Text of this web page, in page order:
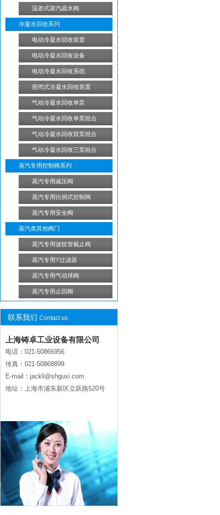
温差式蒸汽疏水阀
冷凝水回收系列
电动冷凝水回收装置
电动冷凝水回收设备
电动冷凝水回收系统
密闭式冷凝水回收装置
气动冷凝水回收单泵
气动冷凝水回收单泵组合
气动冷凝水回收双泵组合
气动冷凝水回收三泵组合
蒸汽专用控制阀系列
蒸汽专用减压阀
蒸汽专用比例式控制阀
蒸汽专用安全阀
蒸汽类其他阀门
蒸汽专用波纹管截止阀
蒸汽专用Y过滤器
蒸汽专用气动球阀
蒸汽专用止回阀
联系我们 Contact us
上海铸卓工业设备有限公司
电话：021-50866956
传真：021-50868899
E-mail：jackli@shguxi.com
地址：上海市浦东新区立跃路520号